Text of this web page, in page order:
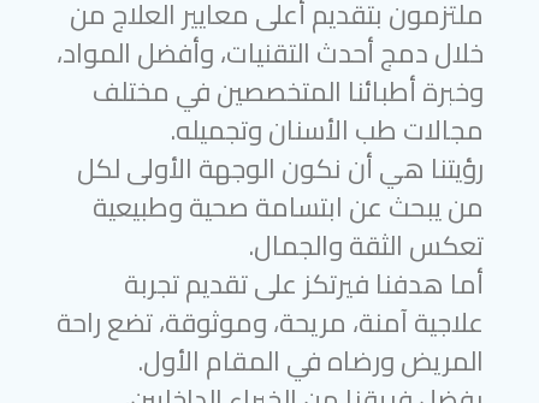
ملتزمون بتقديم أعلى معايير العلاج من
خلال دمج أحدث التقنيات، وأفضل المواد،
وخبرة أطبائنا المتخصصين في مختلف
مجالات طب الأسنان وتجميله.
رؤيتنا هي أن نكون الوجهة الأولى لكل
من يبحث عن ابتسامة صحية وطبيعية
تعكس الثقة والجمال.
أما هدفنا فيرتكز على تقديم تجربة
علاجية آمنة، مريحة، وموثوقة، تضع راحة
المريض ورضاه في المقام الأول.